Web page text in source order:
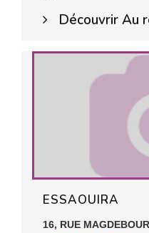
Découvrir Au
ESSAOUIRA
16, RUE